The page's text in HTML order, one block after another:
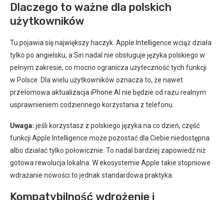
Dlaczego to ważne dla polskich
użytkowników
Tu pojawia się największy haczyk. Apple Intelligence wciąż działa
tylko po angielsku, a Siri nadal nie obsługuje języka polskiego w
pełnym zakresie, co mocno ogranicza użyteczność tych funkcji
w Polsce. Dla wielu użytkowników oznacza to, że nawet
przełomowa aktualizacja iPhone AI nie będzie od razu realnym
usprawnieniem codziennego korzystania z telefonu.
Uwaga: jeśli korzystasz z polskiego języka na co dzień, część
funkcji Apple Intelligence może pozostać dla Ciebie niedostępna
albo działać tylko połowicznie. To nadal bardziej zapowiedź niż
gotowa rewolucja lokalna. W ekosystemie Apple takie stopniowe
wdrażanie nowości to jednak standardowa praktyka.
Kompatybilność wdrożenie i